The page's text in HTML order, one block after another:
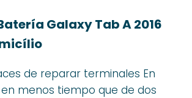
Galaxy Tab A 2016
de reparar terminales En
menos tiempo que de dos